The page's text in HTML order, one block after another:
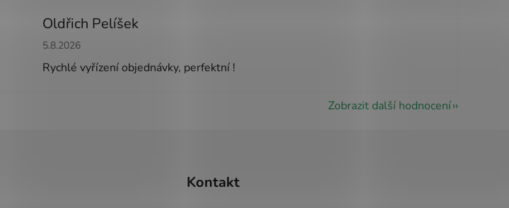
Oldřich Pelíšek
Hodnocení obchodu je 5 z 5 hvězdiček.
5.8.2026
Rychlé vyřízení objednávky, perfektní !
Zobrazit další hodnocení
Kontakt